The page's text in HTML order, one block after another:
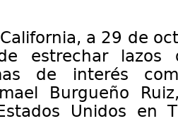
a 29 de
estrechar lazos
de interés
Burgueño
Unidos en